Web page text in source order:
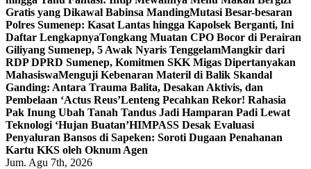
Gratis yang Dikawal Babinsa MandingMutasi Besar-besaran
Polres Sumenep: Kasat Lantas hingga Kapolsek Berganti, Ini
Daftar LengkapnyaTongkang Muatan CPO Bocor di Perairan
Giliyang Sumenep, 5 Awak Nyaris TenggelamMangkir dari
RDP DPRD Sumenep, Komitmen SKK Migas Dipertanyakan
MahasiswaMenguji Kebenaran Materil di Balik Skandal
Ganding: Antara Trauma Balita, Desakan Aktivis, dan
Pembelaan ‘Actus Reus’Lenteng Pecahkan Rekor! Rahasia
Pak Inung Ubah Tanah Tandus Jadi Hamparan Padi Lewat
Teknologi ‘Hujan Buatan’HIMPASS Desak Evaluasi
Penyaluran Bansos di Sapeken: Soroti Dugaan Penahanan
Kartu KKS oleh Oknum Agen
Jum. Agu 7th, 2026